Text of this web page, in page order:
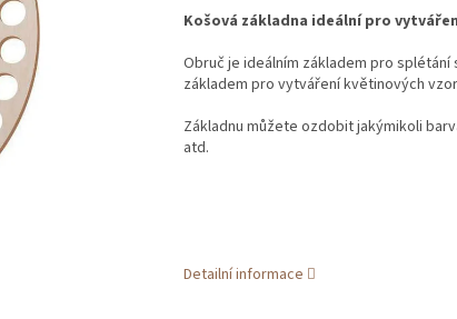
Košová základna ideální pro
Obruč je ideálním základem pro
základem pro vytváření květinových
Základnu můžete ozdobit jakýmikoli
atd.
Detailní informace